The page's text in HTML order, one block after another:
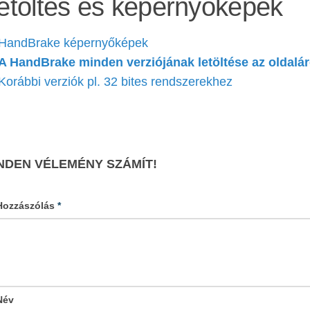
és képernyőképek
képernyőképek
HandBrake minden verziójának letöltése az
verziók pl. 32 bites rendszerekhez
VÉLEMÉNY SZÁMÍT!
*